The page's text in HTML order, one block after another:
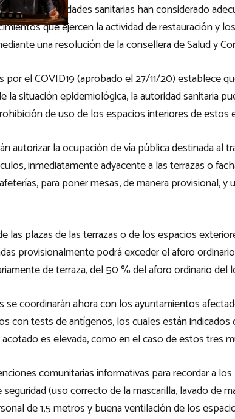
las autoridades sanitarias han considerado
que ejercen la actividad de restauración y
una resolución de la consellera de Salud y
por el COVID19 (aprobado el 27/11/20) establece
la situación epidemiológica, la autoridad sanitaria
de uso de los espacios interiores de estos
autorizar la ocupación de vía pública destinada al
inmediatamente adyacente a las terrazas o
para poner mesas, de manera provisional,
las plazas de las terrazas o de los espacios
provisionalmente podrá exceder el aforo
de terraza, del 50 % del aforo ordinario del
se coordinarán ahora con los ayuntamientos
con tests de antígenos, los cuales están indicados
es elevada, como en el caso de estos tres
comunitarias informativas para recordar a
(uso correcto de la mascarilla, lavado de
de 1,5 metros y buena ventilación de los